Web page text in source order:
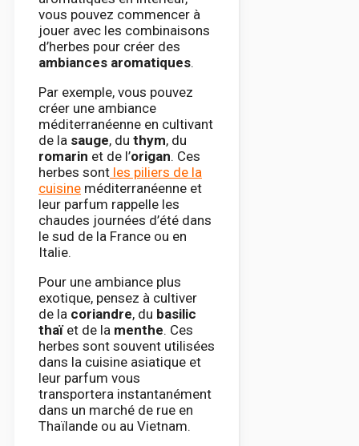
vous pouvez commencer à
jouer avec les combinaisons
d’herbes pour créer des
ambiances aromatiques.
Par exemple, vous pouvez
créer une ambiance
méditerranéenne en cultivant
de la sauge, du thym, du
romarin et de l’origan. Ces
herbes sont les piliers de la
cuisine méditerranéenne et
leur parfum rappelle les
chaudes journées d’été dans
le sud de la France ou en
Italie.
Pour une ambiance plus
exotique, pensez à cultiver
de la coriandre, du basilic
thaïet de la menthe. Ces
herbes sont souvent utilisées
dans la cuisine asiatique et
leur parfum vous
transportera instantanément
dans un marché de rue en
Thaïlande ou au Vietnam.